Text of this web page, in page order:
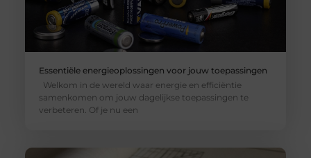
Essentiële energieoplossingen voor jouw toepassingen
Welkom in de wereld waar energie en efficiëntie
samenkomen om jouw dagelijkse toepassingen te
verbeteren. Of je nu een